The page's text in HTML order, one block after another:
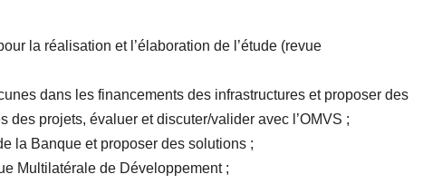
la réalisation et l’élaboration de l’étude (revue
dans les financements des infrastructures et proposer des
projets, évaluer et discuter/valider avec l’OMVS ;
la Banque et proposer des solutions ;
Multilatérale de Développement ;